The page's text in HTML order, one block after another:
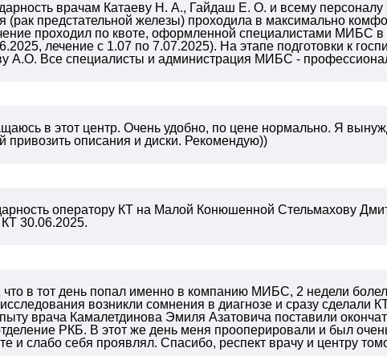
врачам Катаеву Н. А., Гайдаш Е. О. и всему
(рак предстательной железы) проходила в максимально
проходил по квоте, оформленной специалистами МИБС
лечение с 1.07 по 7.07.2025). На этапе подготовки к
А.О. Все специалисты и администрация МИБС -
в этот центр. Очень удобно, по цене нормально. Я
привозить описания и диски. Рекомендую))
оператору КТ на Малой Конюшенной Стельмахову
КТ 30.06.2025.
что в тот день попал именно в компанию МИБС, 2 недели
возникли сомнения в диагнозе и сразу сделали
врача Камалетдинова Эмиля Азатовича поставили
РКБ. В этот же день меня прооперировали и был
и слабо себя проявлял. Спасибо, респект врачу и центру